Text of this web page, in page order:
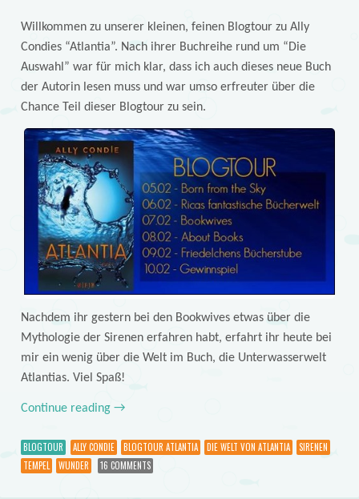
Willkommen zu unserer kleinen, feinen Blogtour zu Ally
Condies “Atlantia”. Nach ihrer Buchreihe rund um “Die
Auswahl” war für mich klar, dass ich auch dieses neue Buch
der Autorin lesen muss und war umso erfreuter über die
Chance Teil dieser Blogtour zu sein.
Nachdem ihr gestern bei den Bookwives etwas über die
Mythologie der Sirenen erfahren habt, erfahrt ihr heute bei
mir ein wenig über die Welt im Buch, die Unterwasserwelt
Atlantias. Viel Spaß!
Continue reading →
BLOGTOUR ALLY CONDIE BLOGTOUR ATLANTIA DIE WELT VON ATLANTIA
SIRENEN
TEMPEL
WUNDER 16 COMMENTS